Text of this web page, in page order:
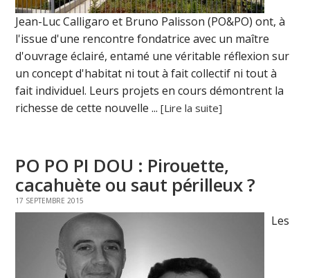
Jean-Luc Calligaro et Bruno Palisson (PO&PO) ont, à
l'issue d'une rencontre fondatrice avec un maître
d'ouvrage éclairé, entamé une véritable réflexion sur
un concept d'habitat ni tout à fait collectif ni tout à
fait individuel. Leurs projets en cours démontrent la
richesse de cette nouvelle ...[Lire la suite]
PO PO PI DOU : Pirouette,
cacahuète ou saut périlleux ?
17 SEPTEMBRE 2015
Les